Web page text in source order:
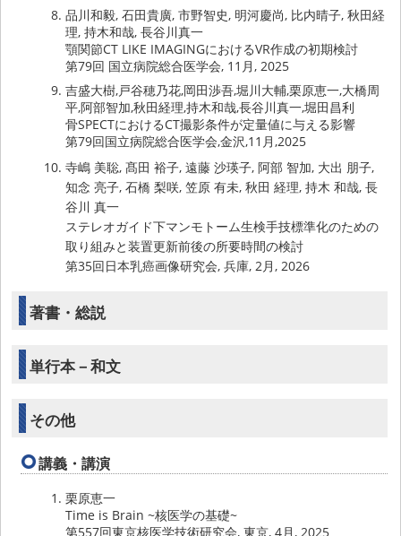
品川和毅, 石田貴廣, 市野智史, 明河慶尚, 比内晴子, 秋田経
理, 持木和哉, 長谷川真一
顎関節CT LIKE IMAGINGにおけるVR作成の初期検討
第79回 国立病院総合医学会, 11月, 2025
吉盛大樹,戸谷穂乃花,岡田渉吾,堀川大輔,栗原恵一,大橋周
平,阿部智加,秋田経理,持木和哉,長谷川真一,堀田昌利
骨SPECTにおけるCT撮影条件が定量値に与える影響
第79回国立病院総合医学会,金沢,11月,2025
寺嶋 美聡, 髙田 裕子, 遠藤 沙瑛子, 阿部 智加, 大出 朋子,
知念 亮子, 石橋 梨咲, 笠原 有未, 秋田 経理, 持木 和哉, 長
谷川 真一
ステレオガイド下マンモトーム生検手技標準化のための
取り組みと装置更新前後の所要時間の検討
第35回日本乳癌画像研究会, 兵庫, 2月, 2026
著書・総説
単行本－和文
その他
講義・講演
栗原恵一
Time is Brain ~核医学の基礎~
第557回東京核医学技術研究会, 東京, 4月, 2025